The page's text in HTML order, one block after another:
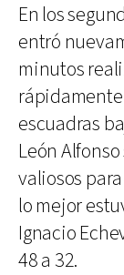
En los
entró
minutos
escuadras
León
valiosos
lo mejor
Ignacio
48 a 32.